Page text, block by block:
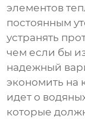
элементов
постоянным
устранять
чем если бы
надежный
экономить на
идет о
которые